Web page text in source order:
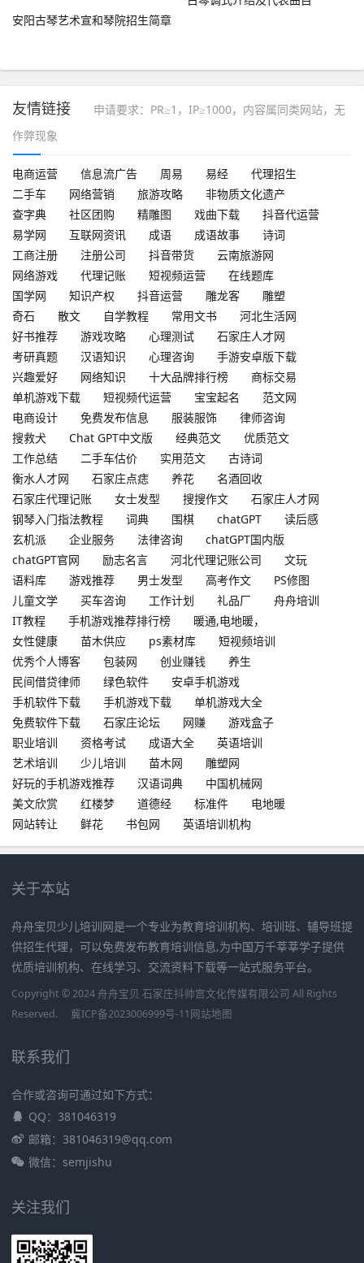
安阳古琴艺术宣和琴院招生简章
友情链接
申请要求：PR≥1，IP≥1000，内容属同类网站，无
作弊现象
电商运营 信息流广告 周易 易经
代理招生
二手车
网络营销 旅游攻略
非物质文化遗产
查字典
社区团购 精雕图 戏曲下载
抖音代运营
易学网
互联网资讯 成语 成语故事
诗词
工商注册
注册公司 抖音带货
云南旅游网
网络游戏
代理记账 短视频运营
在线题库
国学网
知识产权 抖音运营 雕龙客
雕塑
奇石
散文 自学教程 常用文书
河北生活网
好书推荐
游戏攻略 心理测试
石家庄人才网
考研真题
汉语知识 心理咨询
手游安卓版下载
兴趣爱好
网络知识 十大品牌排行榜
商标交易
单机游戏下载
短视频代运营 宝宝起名
范文网
电商设计
免费发布信息 服装服饰
律师咨询
搜救犬
Chat GPT中文版 经典范文
优质范文
工作总结
二手车估价 实用范文
古诗词
衡水人才网
石家庄点痣 养花
名酒回收
石家庄代理记账
女士发型 搜搜作文
石家庄人才网
钢琴入门指法教程
词典 围棋 chatGPT
读后感
玄机派
企业服务 法律咨询
chatGPT国内版
chatGPT官网
励志名言 河北代理记账公司
文玩
语料库
游戏推荐 男士发型 高考作文
PS修图
儿童文学
买车咨询 工作计划 礼品厂
舟舟培训
IT教程
手机游戏推荐排行榜
暖通,电地暖，
女性健康
苗木供应 ps素材库
短视频培训
优秀个人博客
包装网 创业赚钱
养生
民间借贷律师
绿色软件
安卓手机游戏
手机软件下载
手机游戏下载
单机游戏大全
免费软件下载
石家庄论坛 网赚
游戏盒子
职业培训
资格考试 成语大全
英语培训
艺术培训
少儿培训 苗木网
雕塑网
好玩的手机游戏推荐
汉语词典
中国机械网
美文欣赏
红楼梦 道德经 标准件
电地暖
网站转让
鲜花 书包网 英语培训机构
关于本站
舟舟宝贝少儿培训网是一个专业为教育培训机构、培训班、辅导班提
供招生代理，可以免费发布教育培训信息,为中国万千莘莘学子提供
优质培训机构、在线学习、交流资料下载等一站式服务平台。
Copyright © 2024 舟舟宝贝 石家庄抖帅宫文化传媒有限公司 All Rights
Reserved.
冀ICP备2023006999号-11网站地图
联系我们
合作或咨询可通过如下方式：
QQ：381046319
邮箱：381046319@qq.com
微信：semjishu
关注我们